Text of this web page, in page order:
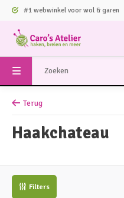
#1 webwinkel voor wol & garen
Terug
Haakchateau
Filters